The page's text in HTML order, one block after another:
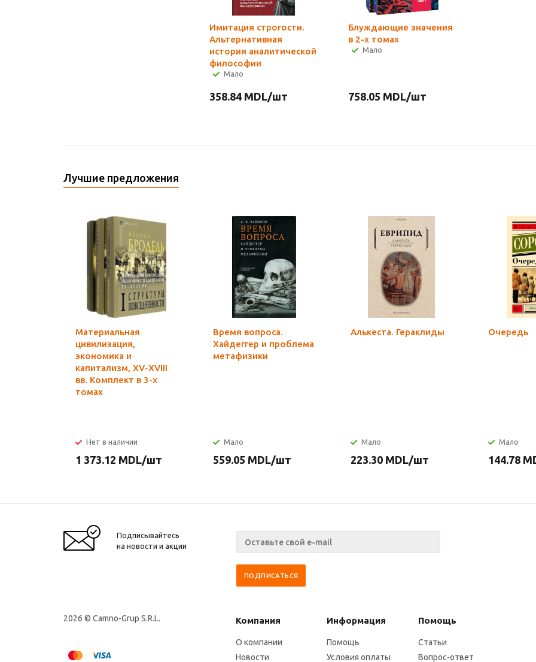
Имитация строгости.
Альтернативная
история аналитической
философии
Мало
358.84 MDL/шт
Блуждающие значения
в 2-х томах
Мало
758.05 MDL/шт
Лучшие предложения
Материальная
цивилизация,
экономика и
капитализм, XV-XVIII
вв. Комплект в 3-х
томах
Нет в наличии
1 373.12 MDL/шт
Время вопроса.
Хайдеггер и проблема
метафизики
Мало
559.05 MDL/шт
Алькеста. Гераклиды
Мало
223.30 MDL/шт
Очередь
Мало
144.78
Подписывайтесь
на новости и акции
2026 © Camno-Grup S.R.L. Компания Информация Помощь
О компании
Новости
Помощь
Условия оплаты
Статьи
Вопрос-ответ